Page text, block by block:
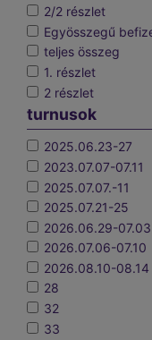
2/2 részlet
Egyösszegű
teljes összeg
1. részlet
2 részlet
turnusok
2025.06.23-27
2023.07.07-07.11
2025.07.07.-11
2025.07.21-25
2026.06.29-07.03
2026.07.06-07.10
2026.08.10-08.14
28
32
33